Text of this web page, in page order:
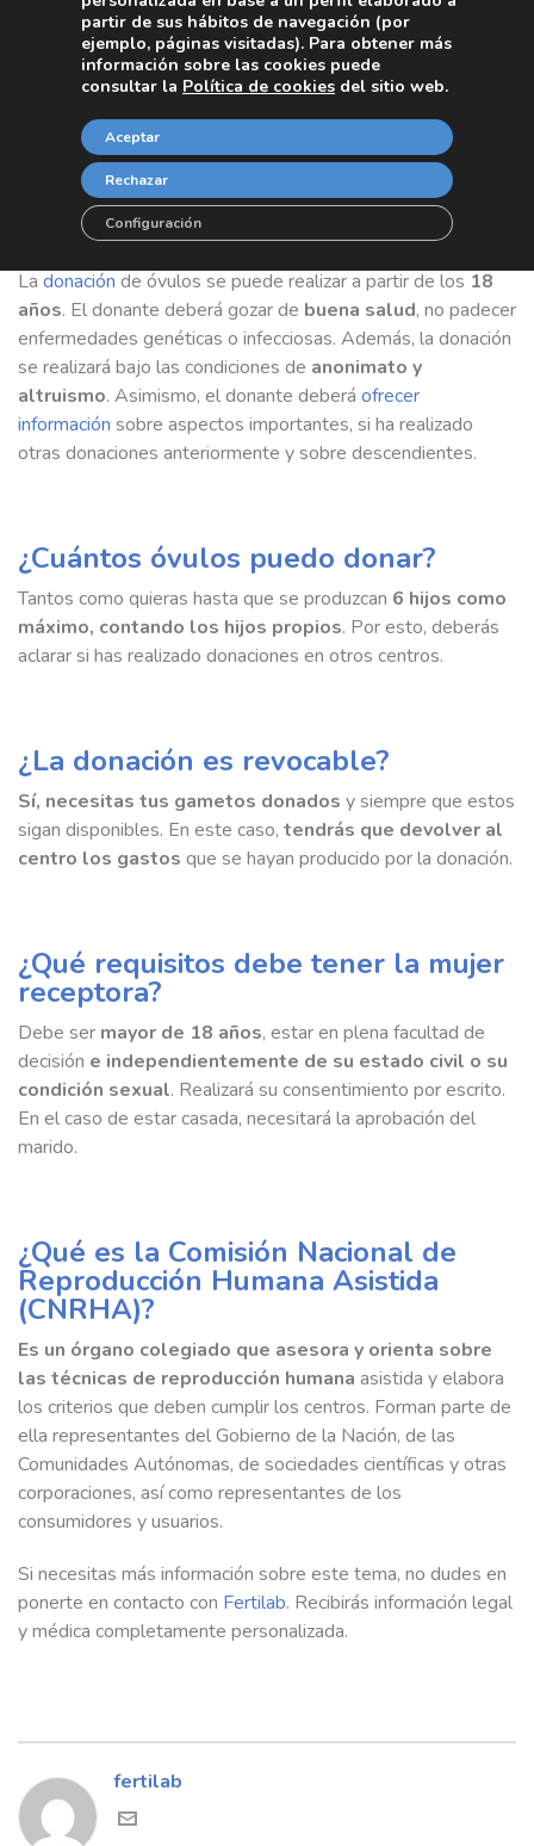
ser compresibles para personas que tengan alguna
discapacidad. En cualquier caso,la firma del contrato no
te obliga a realizar la donación. Puedes cambiar de
¿A qué edad puedo donar óvulos?
¿Qué otros requisitos debo cumplir?
La donación de óvulos se puede realizar a partir de los 18
años. El donante deberá gozar de buena salud, no padecer
enfermedades genéticas o infecciosas. Además, la donación
se realizará bajo las condiciones de anonimato y
altruismo. Asimismo, el donante deberá ofrecer
información sobre aspectos importantes, si ha realizado
otras donaciones anteriormente y sobre descendientes.
¿Cuántos óvulos puedo donar?
Tantos como quieras hasta que se produzcan 6 hijos como
máximo, contando los hijos propios. Por esto, deberás
aclarar si has realizado donaciones en otros centros.
¿La donación es revocable?
Sí, necesitas tus gametos donados y siempre que estos
sigan disponibles. En este caso, tendrás que devolver al
centro los gastos que se hayan producido por la donación.
¿Qué requisitos debe tener la mujer
receptora?
Debe ser mayor de 18 años, estar en plena facultad de
decisión e independientemente de su estado civil o su
condición sexual. Realizará su consentimiento por escrito.
En el caso de estar casada, necesitará la aprobación del
marido.
¿Qué es la Comisión Nacional de
Reproducción Humana Asistida
(CNRHA)?
Es un órgano colegiado que asesora y orienta sobre
las técnicas de reproducción humana asistida y elabora
los criterios que deben cumplir los centros. Forman parte de
ella representantes del Gobierno de la Nación, de las
Comunidades Autónomas, de sociedades científicas y otras
corporaciones, así como representantes de los
consumidores y usuarios.
Si necesitas más información sobre este tema, no dudes en
ponerte en contacto con Fertilab. Recibirás información legal
y médica completamente personalizada.
fertilab
partir de sus hábitos de navegación (por
ejemplo, páginas visitadas). Para obtener más
información sobre las cookies puede
consultar la Política de cookies del sitio web.
Aceptar
Rechazar
Configuración